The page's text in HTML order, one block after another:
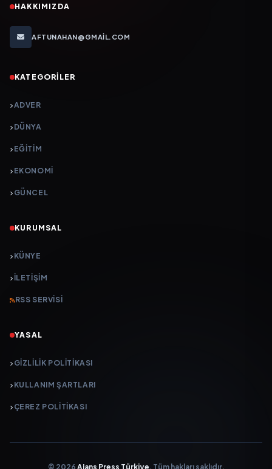
HAKKIMIZDA
AFTUNAHAN@GMAIL.COM
KATEGORILER
ADVER
DÜNYA
EĞİTİM
EKONOMİ
GÜNCEL
KURUMSAL
KÜNYE
İLETIŞIM
RSS SERVISI
YASAL
GIZLILIK POLITIKASI
KULLANIM ŞARTLARI
ÇEREZ POLITIKASI
© 2026 Ajans Press Türkiye. Tüm hakları saklıdır.